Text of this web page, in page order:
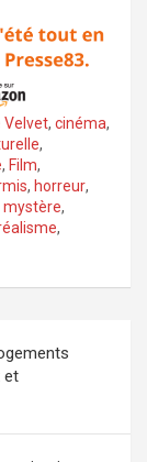
Velvet, cinéma,
,
, Film,
, horreur,
mystère,
,
et